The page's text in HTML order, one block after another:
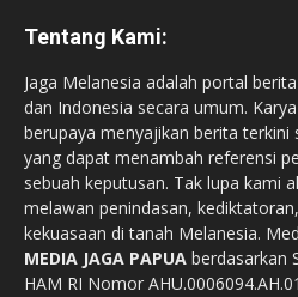
Tentang Kami:
Jaga Melanesia adalah portal
dan Indonesia secara umum.
berupaya menyajikan berita terkini
yang dapat menambah referensi
sebuah keputusan. Tak lupa kami
melawan penindasan,
kekuasaan di tanah Melanesia.
MEDIA JAGA PAPUA berdasarkan
HAM RI Nomor